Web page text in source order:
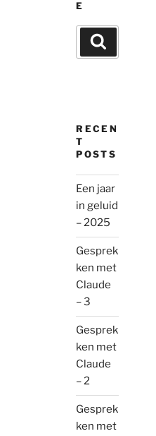
E
Search
for:
RECEN
T
POSTS
Een jaar
in geluid
– 2025
Gesprek
ken met
Claude
– 3
Gesprek
ken met
Claude
– 2
Gesprek
ken met